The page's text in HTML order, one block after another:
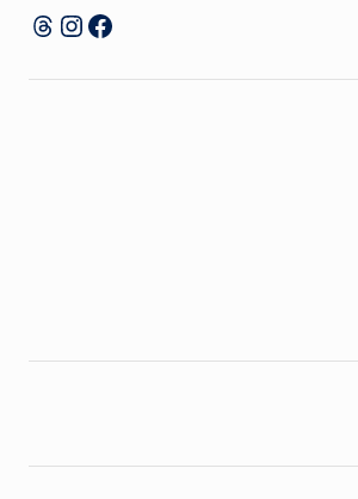
Threads
Instagram
Facebook